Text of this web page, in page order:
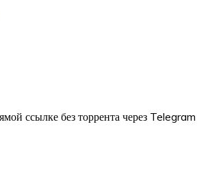
ссылке без торрента через Telegram